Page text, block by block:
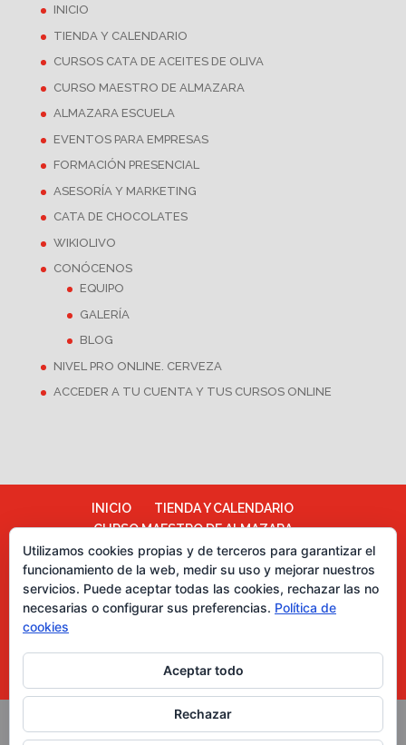
INICIO
TIENDA Y CALENDARIO
CURSOS CATA DE ACEITES DE OLIVA
CURSO MAESTRO DE ALMAZARA
ALMAZARA ESCUELA
EVENTOS PARA EMPRESAS
FORMACIÓN PRESENCIAL
ASESORÍA Y MARKETING
CATA DE CHOCOLATES
WIKIOLIVO
CONÓCENOS
EQUIPO
GALERÍA
BLOG
NIVEL PRO ONLINE. CERVEZA
ACCEDER A TU CUENTA Y TUS CURSOS ONLINE
INICIO
TIENDA Y CALENDARIO
CURSO MAESTRO DE ALMAZARA
ALMAZARA ESCUELA
TÉRMINOS Y CONDICIONES
Más información sobre las cookies
Política de cookies
CATA DE CHOCOLATES
ASESORÍA Y MARKETING
CURSOS CATA DE ACEITES DE OLIVA
Utilizamos cookies propias y de terceros para garantizar el
funcionamiento de la web, medir su uso y mejorar nuestros
servicios. Puede aceptar todas las cookies, rechazar las no
necesarias o configurar sus preferencias. Política de
cookies
Aceptar todo
Rechazar